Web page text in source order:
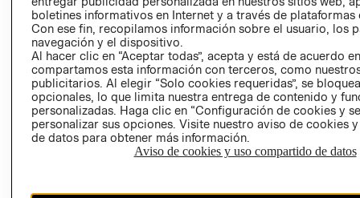
RECLAMOS
Colombia ($)
CAMBIAR REGIÓN
boletines informativos en Internet y a través de plataformas
Con ese fin, recopilamos información sobre el usuario, los
navegación y el dispositivo.
Al hacer clic en “Aceptar todas”, acepta y está de acuerdo
compartamos esta información con terceros, como
publicitarios. Al elegir “Solo cookies requeridas”, se
opcionales, lo que limita nuestra entrega de contenido y
personalizadas. Haga clic en “Configuración de cookies y
personalizar sus opciones. Visite nuestro aviso de cookies
de datos para obtener más información.
Aviso de cookies y uso compartido de datos